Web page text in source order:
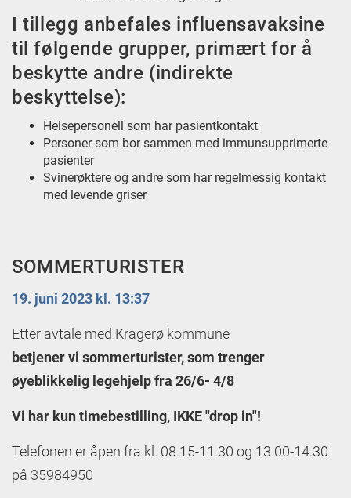
I tillegg anbefales influensavaksine
til følgende grupper, primært for å
beskytte andre (indirekte
beskyttelse):
Helsepersonell som har pasientkontakt
Personer som bor sammen med immunsupprimerte
pasienter
Svinerøktere og andre som har regelmessig kontakt
med levende griser
SOMMERTURISTER
19. juni 2023 kl. 13:37
Etter avtale med Kragerø kommune
betjener vi sommerturister, som trenger
øyeblikkelig legehjelp fra 26/6- 4/8
Vi har kun timebestilling, IKKE "drop in"!
Telefonen er åpen fra kl. 08.15-11.30 og 13.00-14.30
på 35984950